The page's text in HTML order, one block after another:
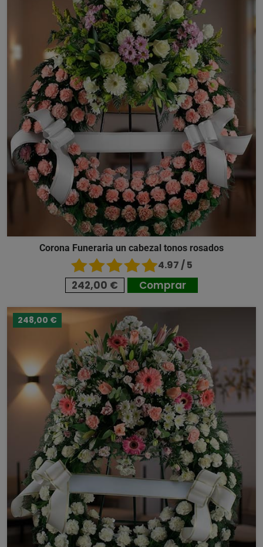
Corona Funeraria un cabezal tonos rosados
4.97 / 5
242,00 € Comprar
248,00 €